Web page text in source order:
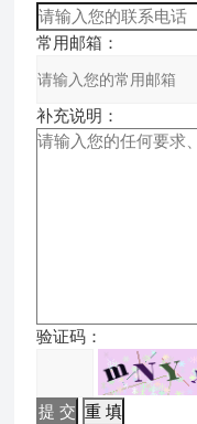
常用邮箱：
补充说明：
验证码：